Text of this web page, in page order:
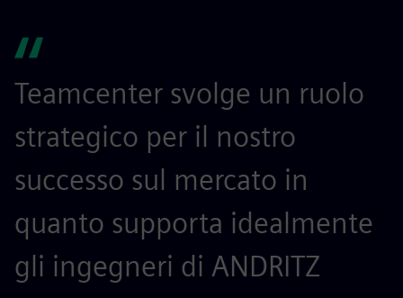
Teamcenter svolge un ruolo
strategico per il nostro
successo sul mercato in
quanto supporta idealmente
gli ingegneri di ANDRITZ